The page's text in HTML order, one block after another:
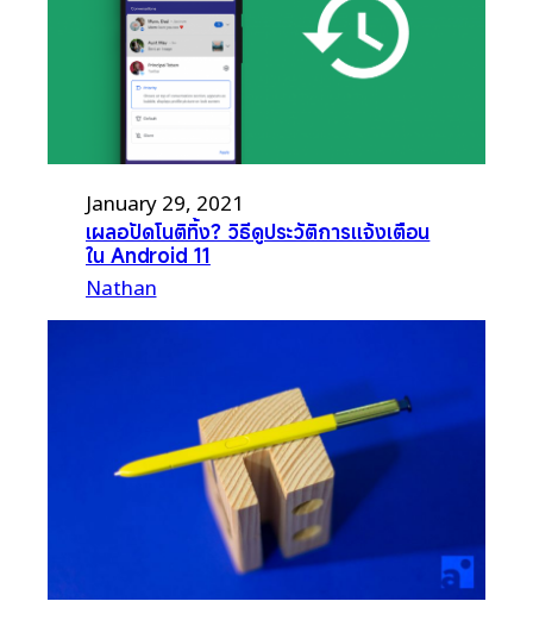
January 29, 2021
เผลอปัดโนติทิ้ง? วิธีดูประวัติการแจ้งเตือน
ใน Android 11
Nathan